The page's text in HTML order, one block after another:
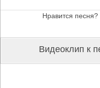
Нравится
Видеоклип к